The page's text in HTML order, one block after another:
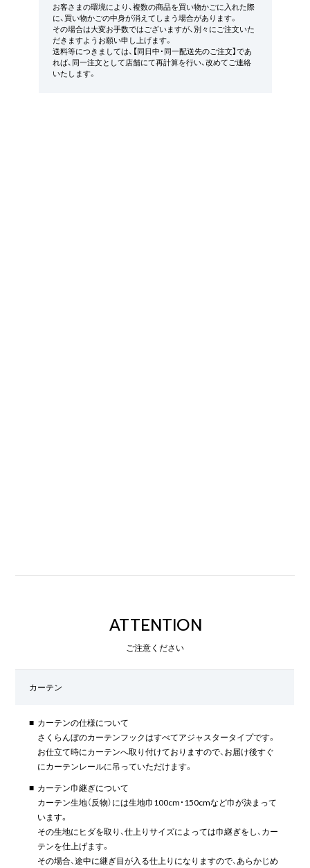
ATTENTION
ご注意ください
カーテン
■ カーテンの仕様について
さくらんぼのカーテンフックはすべてアジャスタータイプです。
お仕立て時にカーテンへ取り付けておりますので、お届け後すぐ
にカーテンレールに吊っていただけます。
■ カーテン巾継ぎについて
カーテン生地（反物）には生地巾100cm・150cmなど巾が決まって
います。
その生地にヒダを取り、仕上りサイズによっては巾継ぎをし、カー
テンを仕上げます。
その場合、途中に継ぎ目が入る仕上りになりますので、あらかじめ